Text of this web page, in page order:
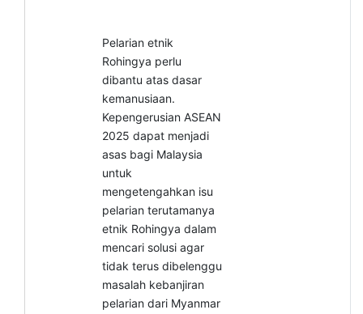
Pelarian etnik
Rohingya perlu
dibantu atas dasar
kemanusiaan.
Kepengerusian ASEAN
2025 dapat menjadi
asas bagi Malaysia
untuk
mengetengahkan isu
pelarian terutamanya
etnik Rohingya dalam
mencari solusi agar
tidak terus dibelenggu
masalah kebanjiran
pelarian dari Myanmar